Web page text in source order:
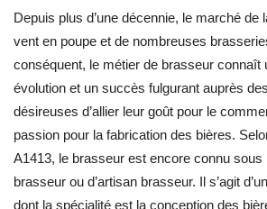
Depuis plus d’une décennie, le marché de
vent en poupe et de nombreuses
conséquent, le métier de brasseur connaît
évolution et un succès fulgurant auprès
désireuses d’allier leur goût pour le
passion pour la fabrication des bières.
A1413, le brasseur est encore connu
brasseur ou d’artisan brasseur. Il s’agit
dont la spécialité est la conception des